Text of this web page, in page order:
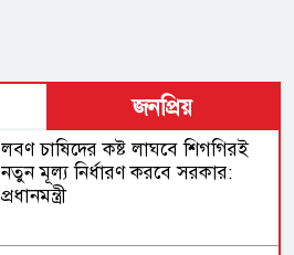
জনপ্রিয়
লবণ চাষিদের কষ্ট লাঘবে শিগগিরই
নতুন মূল্য নির্ধারণ করবে সরকার:
প্রধানমন্ত্রী